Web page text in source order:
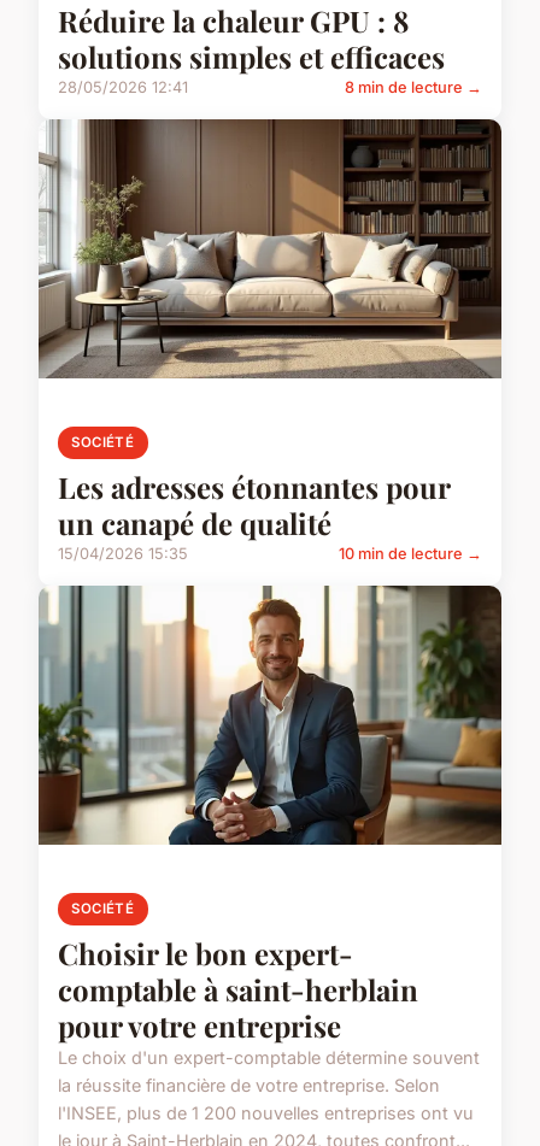
Réduire la chaleur GPU : 8
solutions simples et efficaces
28/05/2026 12:41 8 min de lecture →
SOCIÉTÉ
Les adresses étonnantes pour
un canapé de qualité
15/04/2026 15:35 10 min de lecture →
SOCIÉTÉ
Choisir le bon expert-
comptable à saint-herblain
pour votre entreprise
Le choix d'un expert-comptable détermine souvent
la réussite financière de votre entreprise. Selon
l'INSEE, plus de 1 200 nouvelles entreprises ont vu
le jour à Saint-Herblain en 2024, toutes confront...